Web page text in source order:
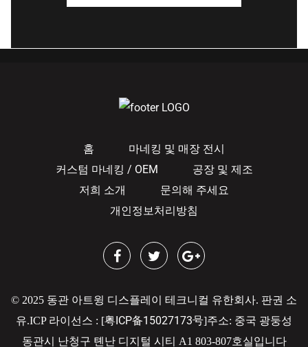
홈
마네킹 및 매장 전시
커스텀 마네킹 / OEM
공장 및 제조
저희 소개
문의해 주세요
개인정보처리방침
© 2025 동관 아트윙 디스플레이 테크니컬 유한회사. 판권 소
유.ICP 라이선스 : [粤ICP备15027173号]주소: 중국 광둥성
동관시 난청구 톈난 디지털 시티 A1 803-807호실입니다